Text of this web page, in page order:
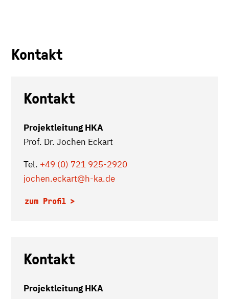
Kontakt
Kontakt
Projektleitung HKA
Prof. Dr. Jochen Eckart
Tel. +49 (0) 721 925-2920
jochen.eckart@h-ka.de
zum Profil
Kontakt
Projektleitung HKA